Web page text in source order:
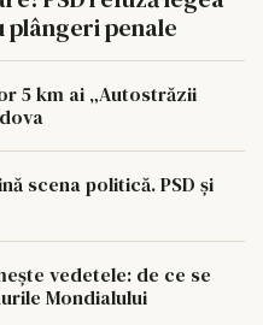
plângeri penale
5 km ai „Autostrăzii
scena politică. PSD și
vedetele: de ce se
Mondialului